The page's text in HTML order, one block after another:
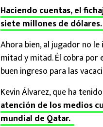
Haciendo cuentas, el
siete millones de dólares.
Ahora bien, al jugador no
mitad y mitad. Él cobra
buen ingreso para las
Kevin Álvarez, que ha
atención de los medios
mundial de Qatar.